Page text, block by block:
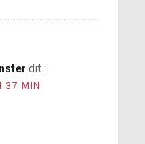
dit :
37 MIN